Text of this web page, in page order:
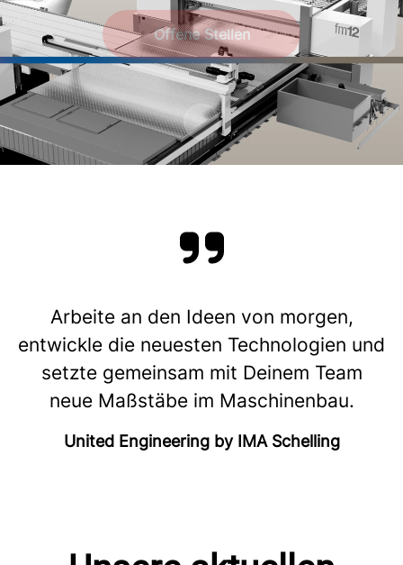
Offene Stellen
Zum Inhalt scrollen
Arbeite an den Ideen von morgen,
entwickle die neuesten Technologien und
setzte gemeinsam mit Deinem Team
neue Maßstäbe im Maschinenbau.
United Engineering by IMA Schelling